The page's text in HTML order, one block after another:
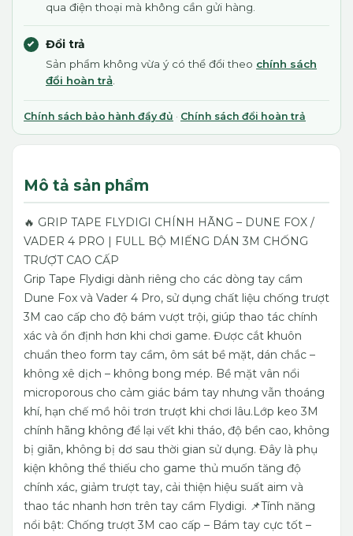
qua điện thoại mà không cần gửi hàng.
Đổi trả
Sản phẩm không vừa ý có thể đổi theo chính sách
đổi hoàn trả
Chính sách bảo hành đầy đủ · Chính sách đổi hoàn trả
Mô tả sản phẩm
🔥 GRIP TAPE FLYDIGI CHÍNH HÃNG – DUNE FOX /
VADER 4 PRO | FULL BỘ MIẾNG DÁN 3M CHỐNG
TRƯỢT CAO CẤP
Grip Tape Flydigi dành riêng cho các dòng tay cầm
Dune Fox và Vader 4 Pro, sử dụng chất liệu chống trượt
3M cao cấp cho độ bám vượt trội, giúp thao tác chính
xác và ổn định hơn khi chơi game. Được cắt khuôn
chuẩn theo form tay cầm, ôm sát bề mặt, dán chắc –
không xê dịch – không bong mép. Bề mặt vân nổi
microporous cho cảm giác bám tay nhưng vẫn thoáng
khí, hạn chế mồ hôi trơn trượt khi chơi lâu.Lớp keo 3M
chính hãng không để lại vết khi tháo, độ bền cao, không
bị giãn, không bị dơ sau thời gian sử dụng. Đây là phụ
kiện không thể thiếu cho game thủ muốn tăng độ
chính xác, giảm trượt tay, cải thiện hiệu suất aim và
thao tác nhanh hơn trên tay cầm Flydigi. 📌Tính năng
nổi bật: Chống trượt 3M cao cấp – Bám tay cực tốt –